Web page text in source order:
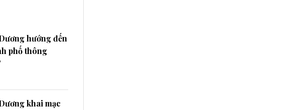
hướng đến
phố thông
khai mạc